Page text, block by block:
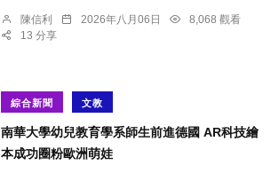
陳信利 2026年八月06日
8,068 觀看
13 分享
綜合新聞 文教
南華大學幼兒教育學系師生前進德國 AR科技繪
本成功圈粉歐洲萌娃